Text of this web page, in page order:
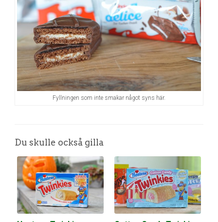
Fyllningen som inte smakar något syns här.
Du skulle också gilla